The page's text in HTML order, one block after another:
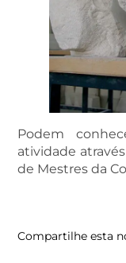
Podem
atividade
de Mestres da
Compartilhe esta